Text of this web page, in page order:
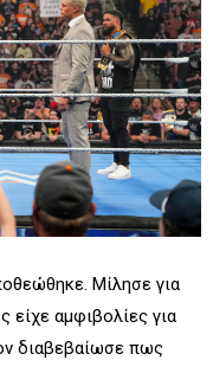
Μίλησε για
αμφιβολίες για
διαβεβαίωσε πως